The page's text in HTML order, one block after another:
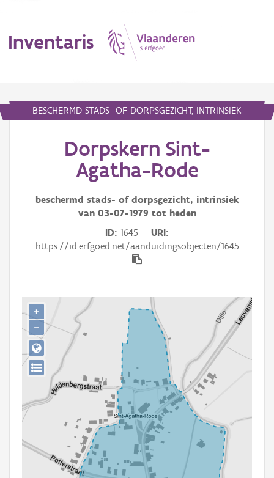
Inventaris
Aanduidingsobject
Waarneming
Gebeurtenis
Downloads
Hergebruik
Aanmelden
BESCHERMD STADS- OF DORPSGEZICHT, INTRINSIEK
Dorpskern Sint-
Agatha-Rode
beschermd stads- of dorpsgezicht, intrinsiek
van 03-07-1979 tot heden
ID 1645
URI
https://id.erfgoed.net/aanduidingsobjecten/1645
+
−